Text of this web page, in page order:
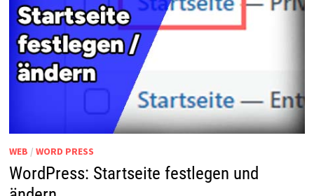
WEB / WORD PRESS
WordPress: Startseite festlegen und